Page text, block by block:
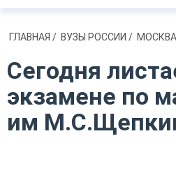
ГЛАВНАЯ / ВУЗЫ РОССИИ / МОСКВА
Сегодня
экзамене по
им